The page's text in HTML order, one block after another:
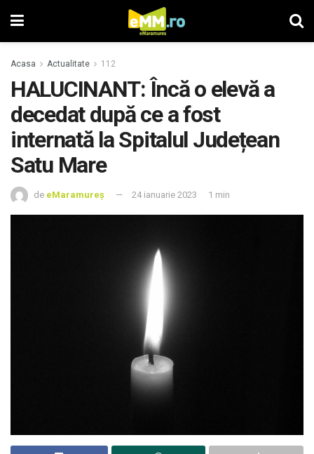
Acasa Actualitate 112
HALUCINANT: Încă o elevă a
decedat după ce a fost
internată la Spitalul Județean
Satu Mare
de eMaramureș 24 ianuarie 2023 1 min